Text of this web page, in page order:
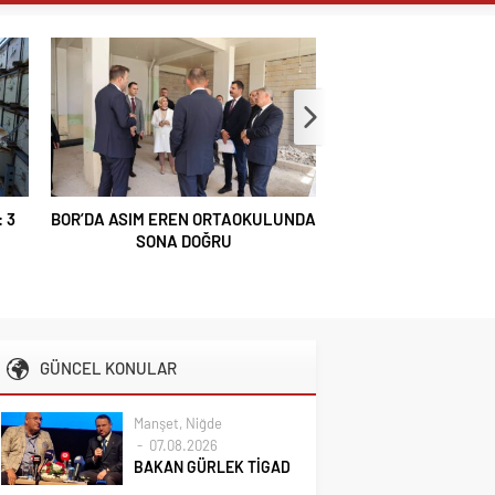
3
BOR’DA ASIM EREN ORTAOKULUNDA
SONA DOĞRU
GÜNCEL KONULAR
Manşet, Niğde
07.08.2026
BAKAN GÜRLEK TİGAD